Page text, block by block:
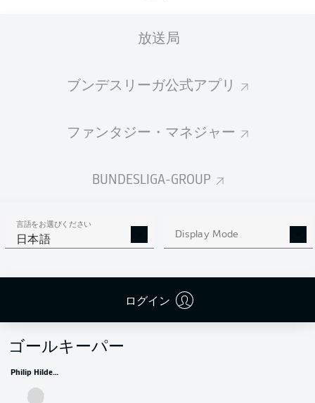
放送局
ブンデスリーガ公式アプリ
ファンタジー・マネジャー
BUNDESLIGA-GROUP
言語をお選びください
日本語 Display Mode
ログイン
Jonas Kersken
Maximilian Großer
ゴールキーパー
Philip Hildesheim